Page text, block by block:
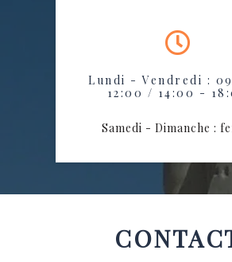
Lundi - Vendredi :
12:00 / 14:00 -
Samedi - Dimanche :